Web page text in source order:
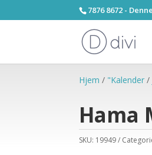
7876 8672 -
Hjem / "Kalender /
Hama
SKU: 19949